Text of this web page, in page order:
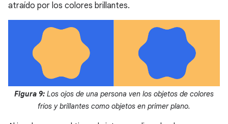
atraído por los colores brillantes.
Figura 9: Los ojos de una persona ven los objetos de colores
fríos y brillantes como objetos en primer plano.